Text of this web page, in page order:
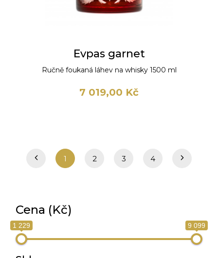
Evpas garnet
Ručně foukaná láhev na whisky 1500 ml
7 019,00 Kč
1 2 3 4
Cena (Kč)
1 229 9 099